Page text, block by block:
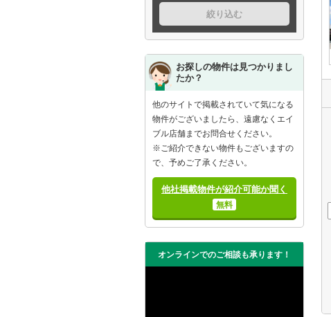
絞り込む
お探しの物件は見つかりまし
たか？
他のサイトで掲載されていて気になる
物件がございましたら、遠慮なくエイ
ブル店舗までお問合せください。
※ご紹介できない物件もございますの
で、予めご了承ください。
他社掲載物件が紹介可能か聞く
無料
オンラインでのご相談も承ります！